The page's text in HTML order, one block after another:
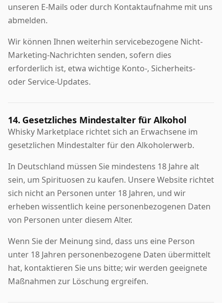
unseren E-Mails oder durch Kontaktaufnahme mit uns
abmelden.
Wir können Ihnen weiterhin servicebezogene Nicht-
Marketing-Nachrichten senden, sofern dies
erforderlich ist, etwa wichtige Konto-, Sicherheits-
oder Service-Updates.
14. Gesetzliches Mindestalter für Alkohol
Whisky Marketplace richtet sich an Erwachsene im
gesetzlichen Mindestalter für den Alkoholerwerb.
In Deutschland müssen Sie mindestens 18 Jahre alt
sein, um Spirituosen zu kaufen. Unsere Website richtet
sich nicht an Personen unter 18 Jahren, und wir
erheben wissentlich keine personenbezogenen Daten
von Personen unter diesem Alter.
Wenn Sie der Meinung sind, dass uns eine Person
unter 18 Jahren personenbezogene Daten übermittelt
hat, kontaktieren Sie uns bitte; wir werden geeignete
Maßnahmen zur Löschung ergreifen.